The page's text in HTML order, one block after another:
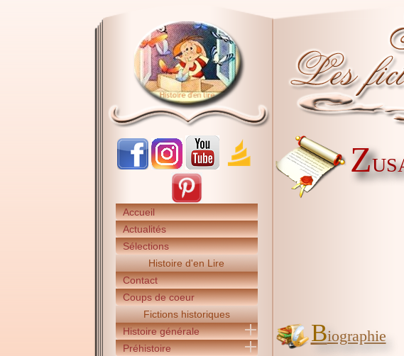
Accueil
Actualités
Sélections
Histoire d'en Lire
Contact
Coups de coeur
Fictions historiques
Histoire générale
Préhistoire
Z
Biographie